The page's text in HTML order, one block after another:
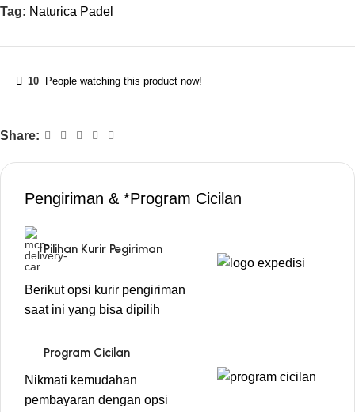
Tag: Naturica Padel
10 People watching this product now!
Share:
Pengiriman & *Program Cicilan
Pilihan Kurir Pegiriman
Berikut opsi kurir pengiriman
saat ini yang bisa dipilih
Program Cicilan
Nikmati kemudahan
pembayaran dengan opsi